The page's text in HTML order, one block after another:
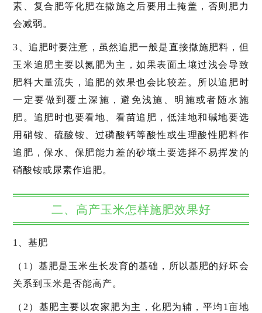
素、复合肥等化肥在撒施之后要用土掩盖，否则肥力
会减弱。
3、追肥时要注意，虽然追肥一般是直接撒施肥料，但
玉米追肥主要以氮肥为主，如果表面土壤过浅会导致
肥料大量流失，追肥的效果也会比较差。所以追肥时
一定要做到覆土深施，避免浅施、明施或者随水施
肥。追肥时也要看地、看苗追肥，低洼地和碱地要选
用硝铵、硫酸铵、过磷酸钙等酸性或生理酸性肥料作
追肥，保水、保肥能力差的砂壤土要选择不易挥发的
硝酸铵或尿素作追肥。
二、高产玉米怎样施肥效果好
1、基肥
（1）基肥是玉米生长发育的基础，所以基肥的好坏会
关系到玉米是否能高产。
（2）基肥主要以农家肥为主，化肥为辅，平均1亩地